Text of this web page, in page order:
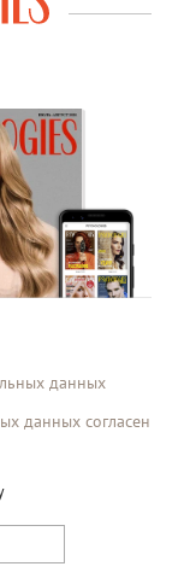
данных
данных согласен